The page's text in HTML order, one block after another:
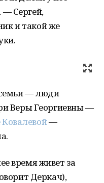
Сергей,
и такой же
— люди
Веры Георгиевны —
—
время живет за
Деркач),